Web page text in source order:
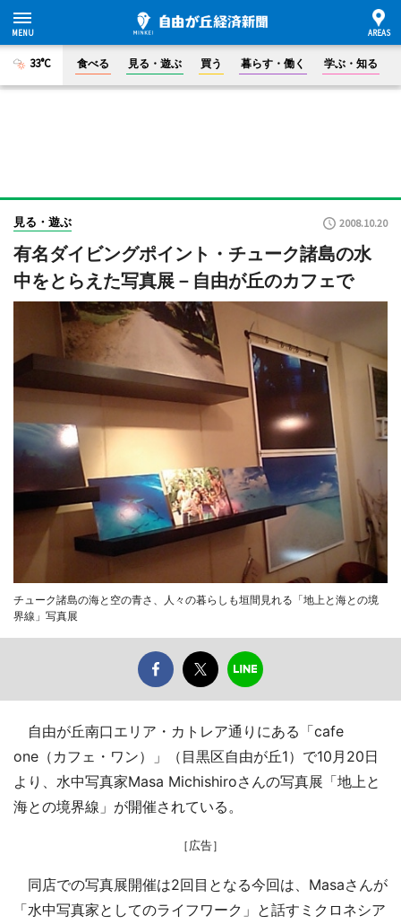
33°C 食べる 見る・遊ぶ 買う 暮らす・働く 学ぶ・知る
見る・遊ぶ 2008.10.20
有名ダイビングポイント・チューク諸島の水
中をとらえた写真展－自由が丘のカフェで
チューク諸島の海と空の青さ、人々の暮らしも垣間見れる「地上と海との境
界線」写真展
自由が丘南口エリア・カトレア通りにある「cafe
one（カフェ・ワン）」（目黒区自由が丘1）で10月20日
より、水中写真家Masa Michishiroさんの写真展「地上と
海との境界線」が開催されている。
［広告］
同店での写真展開催は2回目となる今回は、Masaさんが
「水中写真家としてのライフワーク」と話すミクロネシア